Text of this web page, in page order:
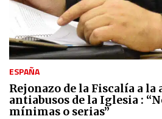
ESPAÑA
Rejonazo de la Fiscalía a
antiabusos de la Iglesia :
mínimas o serias”